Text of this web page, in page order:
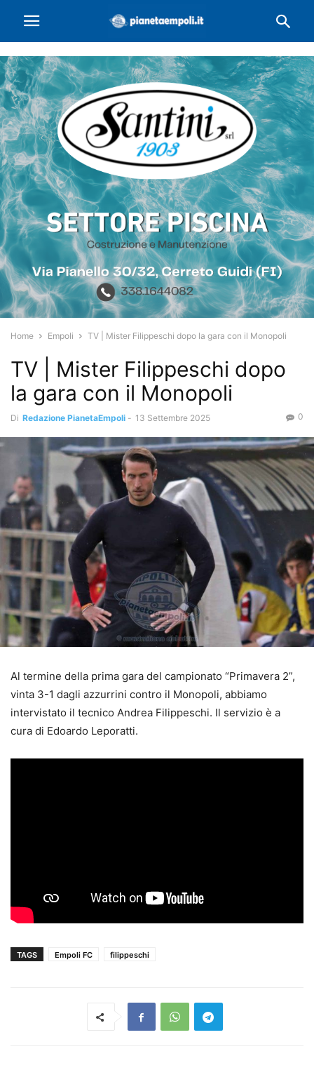
Home Empoli TV | Mister Filippeschi dopo la gara con il Monopoli
TV | Mister Filippeschi dopo
la gara con il Monopoli
Di Redazione PianetaEmpoli - 13 Settembre 2025 0
Al termine della prima gara del campionato “Primavera 2”,
vinta 3-1 dagli azzurrini contro il Monopoli, abbiamo
intervistato il tecnico Andrea Filippeschi. Il servizio è a
cura di Edoardo Leporatti.
TAGS Empoli FC filippeschi